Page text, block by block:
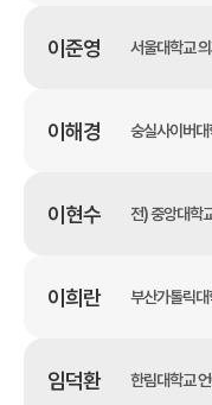
이준영 서울대학교
이해경 숭실사이버
이현수 전) 중앙대학
이희란 부산가톨릭
임덕환 한림대학교